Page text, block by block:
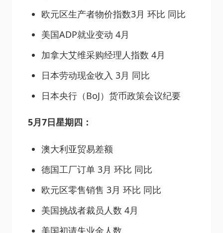
欧元区生产者物价指数3月 环比 同比
美国ADP就业变动 4月
加拿大艾维采购经理人指数 4月
日本劳动现金收入 3月 同比
日本央行（BoJ）货币政策会议纪要
5月7日星期四：
澳大利亚贸易差额
德国工厂订单 3月 环比 同比
欧元区零售销售 3月 环比 同比
美国挑战者裁员人数 4月
美国初请失业金人数